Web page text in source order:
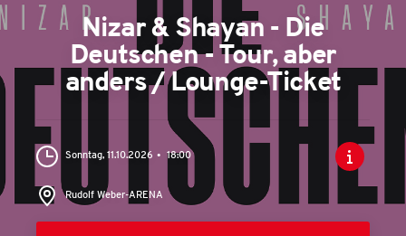
Nizar & Shayan - Die
Deutschen - Tour, aber
anders / Lounge-Ticket
Sonntag, 11.10.2026 18:00
Rudolf Weber-ARENA